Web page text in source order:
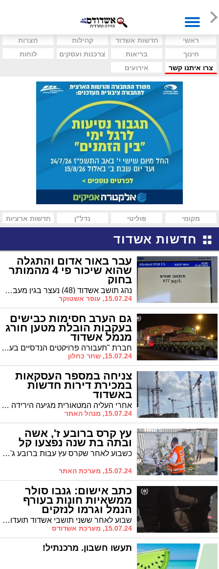
ראשי חדשות אשדוד קהילות
חצרות
חינוך
בריאות צרכנות ועסקים
לוחות
צרו איתנו קשר
אירועים
מקומי פוליטי נדל"ן חדשות ארציות
חדשות אשדוד
עבר באור אדום והתגלה
שהוא שיכור פי 4 מהמותר
בחוק
נהג תושב אשדוד (48) נעצר בגין מעבר ברמזור אדום ובבדיקת שכרות שנעשתה לנהגת נמצא 977 מ"ג אלכוהול (מעל פי 4 מהרף בחוק)
15.07.24, עופר אשטוקר
גם הערב חסימות כבישים
בעקבות הובלת מטען חורג
מנמל אשדוד
חברת "תעבורה פרויקטים הנדסיים בע"מ" מודיעה על הובלת מטען חורג מנמל אשדוד, בימים שני ושלישי, 15/7/24 ו-16/7/24, מהשעה 21:30 ועד 22:30. בשעת הפעילות תהיה חסימה לשעה אחת, עד להעברת המטען
15.07.24, שחר כחלון
צניחה במספר העסקאות
במכירת דירות חדשות
באשדוד
אחרי העליה המטאורית מגיעה הירידה החדה - ירידה של כ-50% במכירת דירות חדשות בעיר בשלושת החודשים האחרונים. במכירה של דירות יד שניה נרשמה ירידה קלה של 3%.
15.07.24, מנהל האתר
עץ קרס ברובע ז', אשה
ובתה בת שנה נפצעו קל
כשבוע לאחר שקרס עץ עבות ברובע ג', הבוקר קרס עץ ברח' רשב"י ברובע ז' בעיר. אם ובתה, פעוטה כבת שנה, נפצעו קל. בנס לא נרשמו נזקים חמורים יותר בנפש
15.07.24, מערכת האתר
כתב אישום: גנבו סולר
ממשאיות חונות בעורף
הנמל וגרמו לנזקים
שבוע לאחר ששני תושבי אשדוד תועדו גונבים סולר ממשאיות חונות בעורף הנמל, כתב אישום הוגש נגד השניים - שניהם בעלי עבר פלילי עשיר
15.07.24, מערכת אשדודס
תעשו חשבון. מרכנתיל!